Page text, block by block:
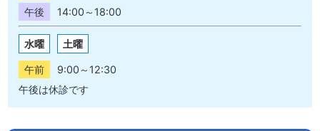
午後
14:00～18:00
水曜 土曜
午前
9:00～12:30
午後は休診です